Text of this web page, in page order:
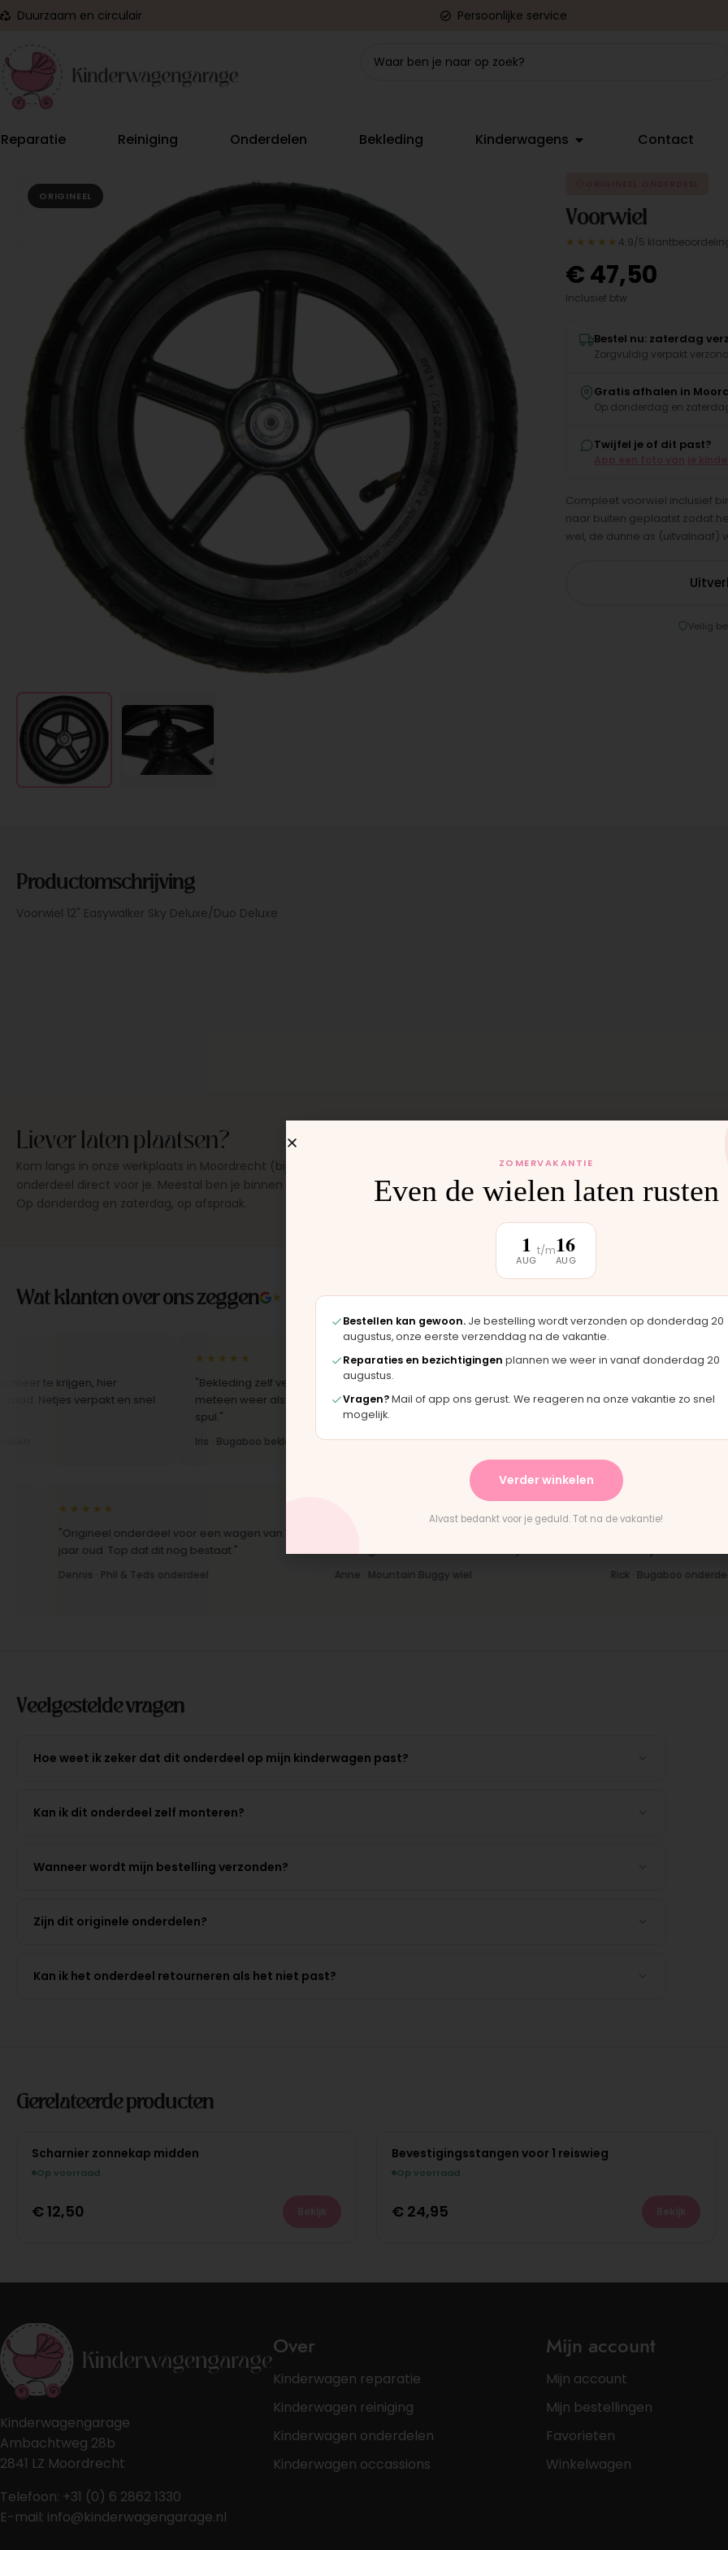
Duurzaam en circulair Persoonlijke service
Reparatie Reiniging Onderdelen Bekleding Kinderwagens Contact
ORIGINEEL
Voorwiel
★★★★★ 4.9/5
€47,50
Inclusief btw
Bestel nu: zaterdag
Zorgvuldig verpakt
Gratis afhalen in
Op donderdag en
Twijfel je of dit past?
Compleet voorwiel inclusief
naar buiten geplaatst zodat
wel, de dunne as (uitvalnaaf)
Veilig
Productomschrijving
Voorwiel 12" Easywalker Sky Deluxe/Duo Deluxe
Liever laten plaatsen?
Kom langs in onze werkplaats in Moordrecht (bij Gouda), dan monteren wij het
onderdeel direct voor je. Meestal ben je binnen 15 tot 20 minuten weer buiten.
Op donderdag en zaterdag, op afspraak.
Wat klanten over ons zeggen ★★★★★4.9/5 klantbeoordeling
hier
verpakt en snel
★★★★★
"Bekleding zelf vervangen met de set, zag er
meteen weer als nieuw uit. Duidelijk origineel
Iris · Bugaboo bekleding
★★★★★
onderdeel werd er direct opgezet. Klaar
Bas · Joolz duwstang
merkt
★★★★★
"Origineel onderdeel voor een wagen van 10
jaar oud. Top dat dit nog bestaat."
Dennis · Phil & Teds onderdeel
Montage-instructies waren duidelijk."
Anne · Mountain Buggy wiel
"Persoonlijk contact, snelle
en eerlijk advies. Aanrader."
Rick · Bugaboo onderdeel
Veelgestelde vragen
Hoe weet ik zeker dat dit onderdeel op mijn kinderwagen past?
Kan ik dit onderdeel zelf monteren?
Wanneer wordt mijn bestelling verzonden?
Zijn dit originele onderdelen?
Kan ik het onderdeel retourneren als het niet past?
Gerelateerde producten
Scharnier zonnekap midden
Op voorraad
€ 12,50
Bevestigingsstangen voor 1 reiswieg
Op voorraad
€ 24,95
Kinderwagengarage
Ambachtweg 28b
2841 LZ Moordrecht
Telefoon: +31 (0) 6 2862 1330
E-mail: info@kinderwagengarage.nl
Over
Kinderwagen reparatie
Kinderwagen reiniging
Kinderwagen onderdelen
Kinderwagen occassions
Mijn account
Mijn account
Mijn bestellingen
Favorieten
Winkelwagen
ZOMERVAKANTIE
Even de wielen laten rusten
1
AUG
t/m16
AUG
Bestellen kan gewoon. Je bestelling wordt verzonden op donderdag 20
augustus, onze eerste verzenddag na de vakantie.
Reparaties en bezichtigingen plannen we weer in vanaf donderdag 20
augustus.
Vragen?Mail of app ons gerust. We reageren na onze vakantie zo snel
mogelijk.
Verder winkelen
Alvast bedankt voor je geduld. Tot na de vakantie!